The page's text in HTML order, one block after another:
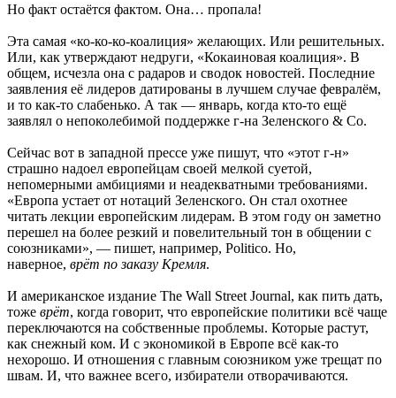
Но факт остаётся фактом. Она… пропала!
Эта самая «ко-ко-ко-коалиция» желающих. Или решительных.
Или, как утверждают недруги, «Кокаиновая коалиция». В
общем, исчезла она с радаров и сводок новостей. Последние
заявления её лидеров датированы в лучшем случае февралём,
и то как-то слабенько. А так — январь, когда кто-то ещё
заявлял о непоколебимой поддержке г-на Зеленского & Co.
Сейчас вот в западной прессе уже пишут, что «этот г-н»
страшно надоел европейцам своей мелкой суетой,
непомерными амбициями и неадекватными требованиями.
«Европа устает от нотаций Зеленского. Он стал охотнее
читать лекции европейским лидерам. В этом году он заметно
перешел на более резкий и повелительный тон в общении с
союзниками», — пишет, например, Politico. Но,
наверное, врёт по заказу Кремля.
И американское издание The Wall Street Journal, как пить дать,
тоже врёт, когда говорит, что европейские политики всё чаще
переключаются на собственные проблемы. Которые растут,
как снежный ком. И с экономикой в Европе всё как-то
нехорошо. И отношения с главным союзником уже трещат по
швам. И, что важнее всего, избиратели отворачиваются.